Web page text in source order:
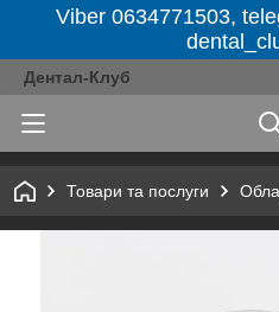
Viber 0634771503,
Дентал-Клуб
Товари та послуги